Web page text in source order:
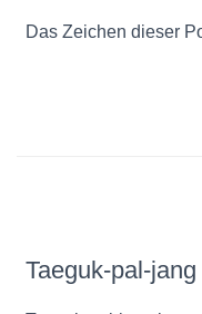
Das Zeichen dieser
Taeguk-pal-